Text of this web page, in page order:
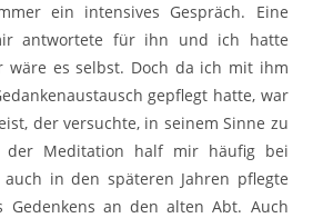
ein intensives Gespräch. Eine
antwortete für ihn und ich hatte
wäre es selbst. Doch da ich mit ihm
gepflegt hatte, war
der versuchte, in seinem Sinne zu
der Meditation half mir häufig bei
in den späteren Jahren pflegte
an den alten Abt. Auch